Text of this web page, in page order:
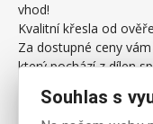
vhod!
Kvalitní křesla od
Za dostupné ceny
který pochází z dílen
vyhledávanému zboží
může vybrat z
Souhlas s